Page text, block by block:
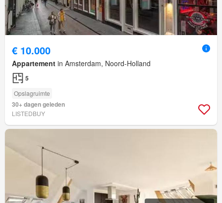
€ 10.000
Appartement in Amsterdam, Noord-Holland
5
Opslagruimte
30+ dagen geleden
LISTEDBUY